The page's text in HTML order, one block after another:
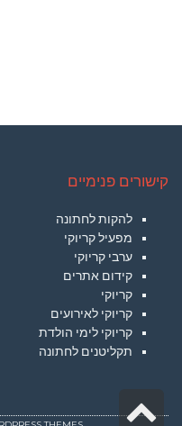
קישורים פנימיים
להקות לחתונה
מפעיל קריוקי
ערבי קריוקי
קידום אתרים
קריוקי
קריוקי לאירועים
קריוקי לימי הולדת
תקליטנים לחתונה
גלילה